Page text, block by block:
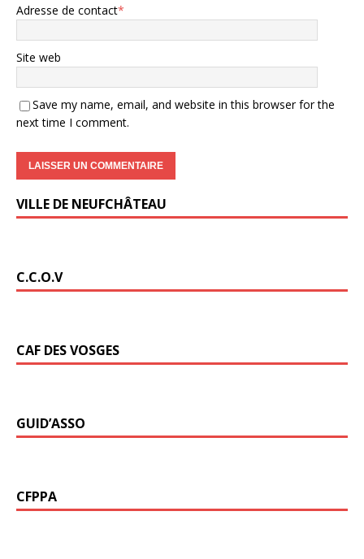
Adresse de contact*
Site web
Save my name, email, and website in this browser for the
next time I comment.
VILLE DE NEUFCHÂTEAU
C.C.O.V
CAF DES VOSGES
GUID’ASSO
CFPPA